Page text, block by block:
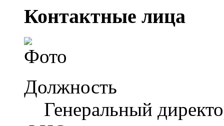
Контактные лица
Должность
Генеральный